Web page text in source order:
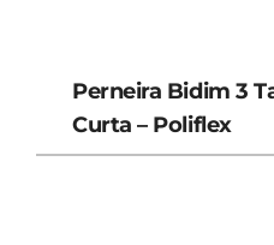
Perneira Bidim 3
Curta – Poliflex